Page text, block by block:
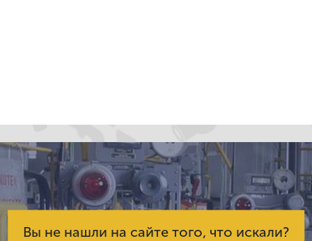
Вы не нашли на сайте того, что искали?